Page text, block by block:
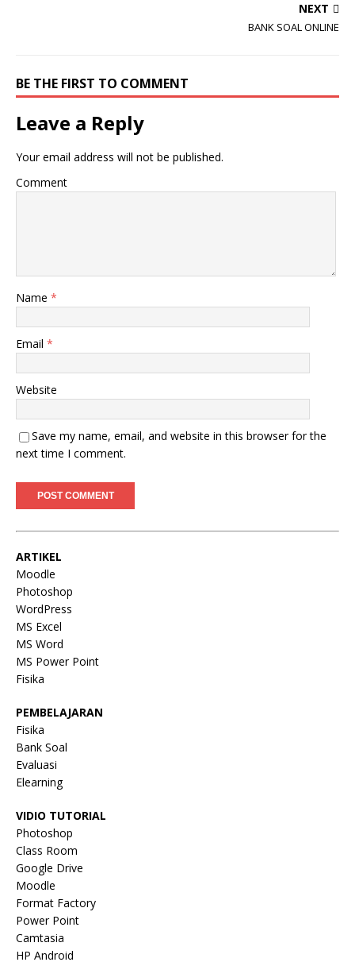
NEXT
BANK SOAL ONLINE
BE THE FIRST TO COMMENT
Leave a Reply
Your email address will not be published.
Comment
Name *
Email *
Website
Save my name, email, and website in this browser for the
next time I comment.
ARTIKEL
Moodle
Photoshop
WordPress
MS Excel
MS Word
MS Power Point
Fisika
PEMBELAJARAN
Fisika
Bank Soal
Evaluasi
Elearning
VIDIO TUTORIAL
Photoshop
Class Room
Google Drive
Moodle
Format Factory
Power Point
Camtasia
HP Android